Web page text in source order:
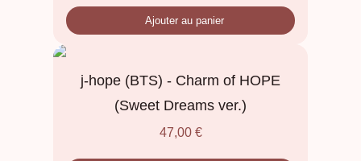
Ajouter au panier
j-hope (BTS) - Charm of HOPE
(Sweet Dreams ver.)
47,00 €